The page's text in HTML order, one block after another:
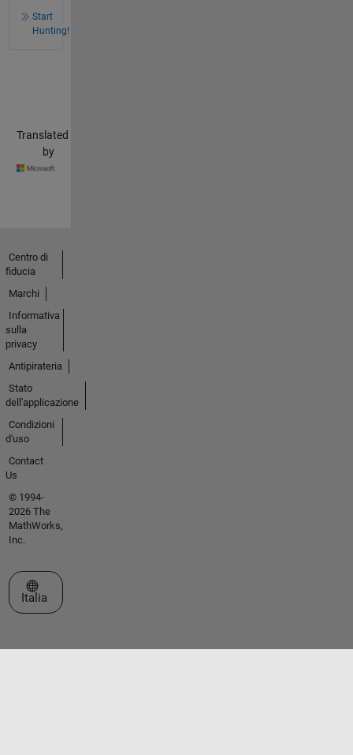
Start
Hunting!
Translated
by
Centro di
fiducia
Marchi
Informativa
sulla
privacy
Antipirateria
Stato
dell'applicazione
Condizioni
d'uso
Contact
Us
© 1994-
2026 The
MathWorks,
Inc.
Seleziona un sito web
Italia